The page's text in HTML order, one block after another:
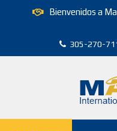
Bienvenidos a
305-270-